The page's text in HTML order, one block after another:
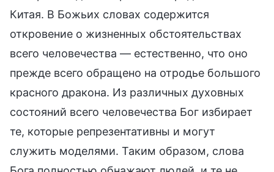
Китая. В Божьих словах содержится
откровение о жизненных обстоятельствах
всего человечества — естественно, что оно
прежде всего обращено на отродье большого
красного дракона. Из различных духовных
состояний всего человечества Бог избирает
те, которые репрезентативны и могут
служить моделями. Таким образом, слова